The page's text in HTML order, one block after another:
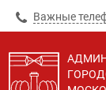
Важные